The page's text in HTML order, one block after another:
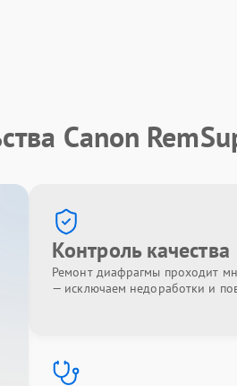
Canon
Контроль качества
Ремонт диафрагмы проходит
— исключаем недоработки и